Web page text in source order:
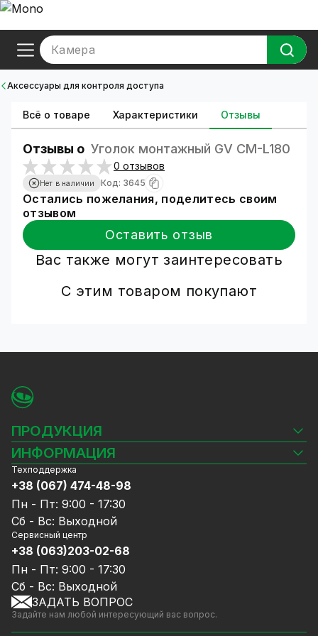
Камера
Аксессуары для контроля доступа
Всё о товаре Характеристики Отзывы
Отзывы о Уголок монтажный GV CM-L180
0 отзывов
Нет в наличии Код: 3645
Остались пожелания, поделитесь своим
отзывом
Оставить отзыв
Вас также могут заинтересовать
С этим товаром покупают
ПРОДУКЦИЯ
Камеры видеонаблюдения
Видеорегистраторы
Комплекты видеонаблюдения
СКУД
Источники питания
Сетевое оборудование
Ноутбуки и компьютеры
Аксессуары
Акции
Уцененный товар
GreenVision скидки
ИНФОРМАЦИЯ
Блог
Доставка и оплата
Гарантия и Сервисное обслуживание
Политика конфиденциальности
Договор публичной оферты
Сотрудничество
Услуги
Калькулятор расчёта объёма HDD
Техподдержка
+38 (067) 474-48-98
Пн - Пт: 9:00 - 17:30
Сб - Вс: Выходной
Сервисный центр
+38 (063)203-02-68
Пн - Пт: 9:00 - 17:30
Сб - Вс: Выходной
ЗАДАТЬ ВОПРОС
Задайте нам любой интересующий вас вопрос.